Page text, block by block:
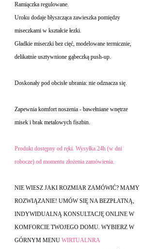
Ramiączka regulowane.
Uroku dodaje błyszcząca zawieszka pomiędzy
miseczkami w kształcie łezki.
Gładkie miseczki bez cięć, modelowane termicznie,
delikatnie usztywnione gąbeczką push-up.
Doskonały pod obcisłe ubrania: nie odznacza się.
Zapewnia komfort noszenia - bawełniane wnętrze
misek i brak metalowych fiszbin.
Produkt dostępny od ręki. Wysyłka 24h (w dni
robocze) od momentu złożenia zamówienia.
NIE WIESZ JAKI ROZMIAR ZAMÓWIĆ? MAMY
ROZWIĄZANIE! UMÓW SIĘ NA BEZPŁATNĄ,
INDYWIDUALNĄ KONSULTACJĘ ONLINE W
KOMFORCIE TWOJEGO DOMU. WYBIERZ W
GÓRNYM MENU WIRTUALNRA